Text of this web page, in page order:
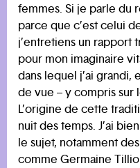
femmes. Si je parle du
parce que c’est celui
j’entretiens un rapport
pour mon imaginaire
dans lequel j’ai grandi,
de vue – y compris sur
L’origine de cette
nuit des temps. J’ai
le sujet, notamment
comme Germaine